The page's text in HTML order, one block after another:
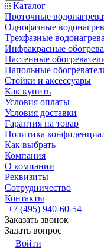
Каталог
Проточные
Однофазные
Трехфазные
Инфракрасные
Настенные
Напольные
Стойки и аксессуары
Как купить
Условия оплаты
Условия доставки
Гарантия на товар
Политика
Как выбрать
Компания
О компании
Реквизиты
Сотрудничество
Контакты
+7 (495) 940-60-54
Заказать звонок
Задать вопрос
Войти